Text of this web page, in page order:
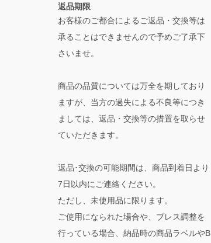
返品期限
お客様のご都合によるご返品・交換等は
承ることはできませんので予めご了承下
さいませ。
商品の品質については万全を期しており
ますが、当方の過失による不良等につき
ましては、返品・交換等の措置を取らせ
ていただきます。
返品･交換の可能期間は、商品到着日より
7日以内にご連絡ください。
ただし、未使用品に限ります。
ご使用になられた場合や、ブレス調整を
行っている場合、納品時の商品ラベルやB